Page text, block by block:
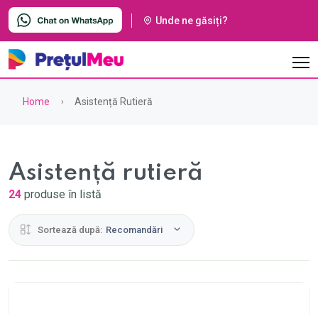
Unde ne găsiți?
Home Asistență Rutieră
Asistență rutieră
24 produse în listă
Sortează după: Recomandări